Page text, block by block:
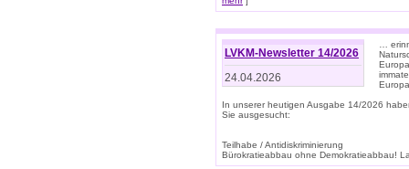
LVKM-Newsletter 14/2026
24.04.2026
…
In unserer heutigen Ausgabe 14/2026
Sie ausgesucht:
Teilhabe / Antidiskriminierung
Bürokratieabbau ohne Demokratieabbau!